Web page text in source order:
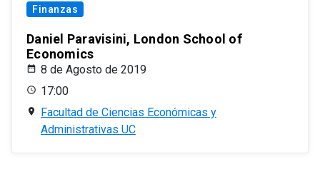
Finanzas
Daniel Paravisini, London School of
Economics
8 de Agosto de 2019
17:00
Facultad de Ciencias Económicas y
Administrativas UC